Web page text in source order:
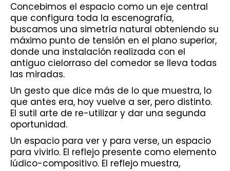
Concebimos el espacio como un eje central
que configura toda la escenografía,
buscamos una simetría natural obteniendo su
máximo punto de tensión en el plano superior,
donde una instalación realizada con el
antiguo cielorraso del comedor se lleva todas
las miradas.
Un gesto que dice más de lo que muestra, lo
que antes era, hoy vuelve a ser, pero distinto.
El sutil arte de re-utilizar y dar una segunda
oportunidad.
Un espacio para ver y para verse, un espacio
para vivirlo. El reflejo presente como elemento
lúdico-compositivo. El reflejo muestra,